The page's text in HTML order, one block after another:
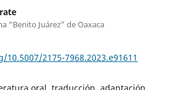
“Benito Juárez” de Oaxaca
2175-7968.2023.e91611